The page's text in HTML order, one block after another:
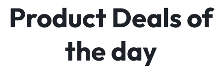
Product Deals of
the day